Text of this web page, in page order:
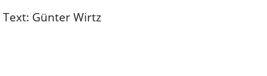
Text: Günter Wirtz